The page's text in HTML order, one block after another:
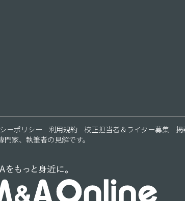
ーポリシー 利用規約 校正担当者＆ライター募集 掲
家、執筆者の見解です。